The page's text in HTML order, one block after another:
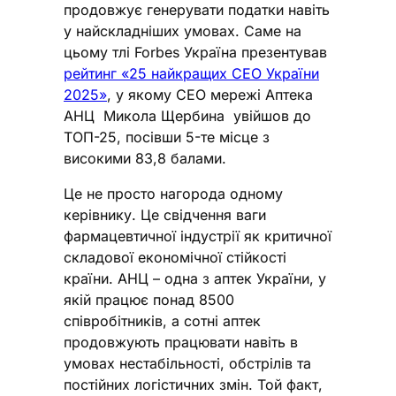
продовжує генерувати податки навіть
у найскладніших умовах. Саме на
цьому тлі Forbes Україна презентував
рейтинг «25 найкращих CEO України
2025», у якому CEO мережі Аптека
АНЦ Микола Щербина увійшов до
ТОП-25, посівши 5-те місце з
високими 83,8 балами.
Це не просто нагорода одному
керівнику. Це свідчення ваги
фармацевтичної індустрії як критичної
складової економічної стійкості
країни. АНЦ – одна з аптек України, у
якій працює понад 8500
співробітників, а сотні аптек
продовжують працювати навіть в
умовах нестабільності, обстрілів та
постійних логістичних змін. Той факт,